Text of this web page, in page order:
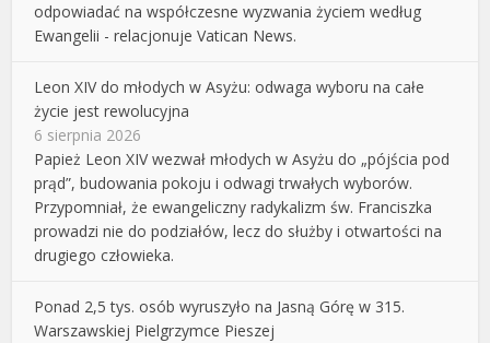
odpowiadać na współczesne wyzwania życiem według
Ewangelii - relacjonuje Vatican News.
Leon XIV do młodych w Asyżu: odwaga wyboru na całe
życie jest rewolucyjna
6 sierpnia 2026
Papież Leon XIV wezwał młodych w Asyżu do „pójścia pod
prąd”, budowania pokoju i odwagi trwałych wyborów.
Przypomniał, że ewangeliczny radykalizm św. Franciszka
prowadzi nie do podziałów, lecz do służby i otwartości na
drugiego człowieka.
Ponad 2,5 tys. osób wyruszyło na Jasną Górę w 315.
Warszawskiej Pielgrzymce Pieszej